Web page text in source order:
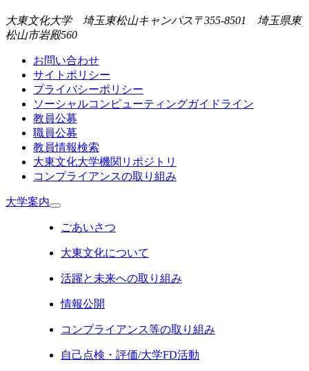
大東文化大学 埼玉東松山キャンパス 〒355-8501 埼玉県東
松山市岩殿560
お問い合わせ
サイトポリシー
プライバシーポリシー
ソーシャルコンピューティングガイドライン
教員公募
職員公募
教員情報検索
大東文化大学機関リポジトリ
コンプライアンスの取り組み
大学案内
ごあいさつ
大東文化について
活躍と未来への取り組み
情報公開
コンプライアンス等の取り組み
自己点検・評価/大学FD活動